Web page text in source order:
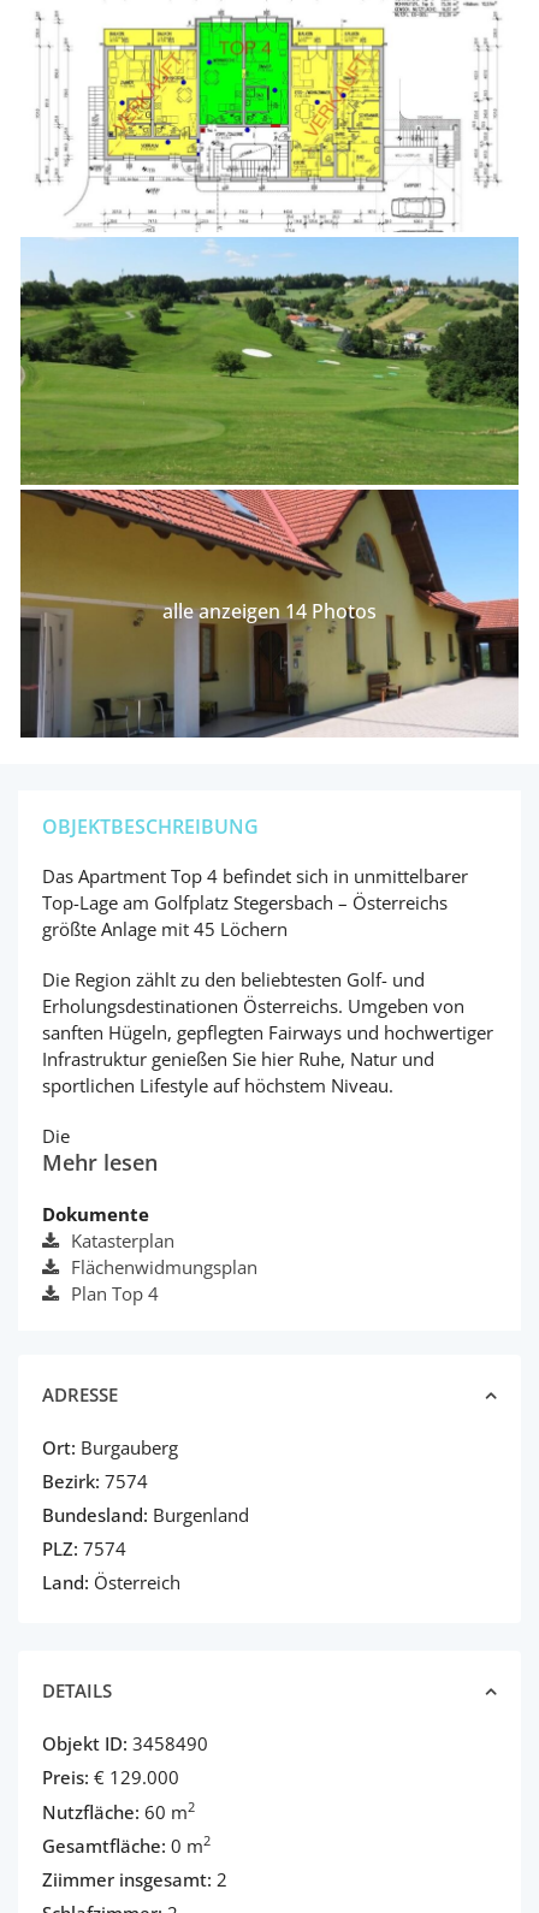
alle anzeigen 14 Photos
OBJEKTBESCHREIBUNG
Das Apartment Top 4 befindet sich in unmittelbarer
Top-Lage am Golfplatz Stegersbach – Österreichs
größte Anlage mit 45 Löchern
Die Region zählt zu den beliebtesten Golf- und
Erholungsdestinationen Österreichs. Umgeben von
sanften Hügeln, gepflegten Fairways und hochwertiger
Infrastruktur genießen Sie hier Ruhe, Natur und
sportlichen Lifestyle auf höchstem Niveau.
Die
Mehr lesen
Dokumente
Katasterplan
Flächenwidmungsplan
Plan Top 4
ADRESSE
Ort: Burgauberg
Bezirk: 7574
Bundesland: Burgenland
PLZ: 7574
Land: Österreich
DETAILS
Objekt ID: 3458490
Preis: € 129.000
Nutzfläche: 60 m2
Gesamtfläche: 0 m2
Ziimmer insgesamt: 2